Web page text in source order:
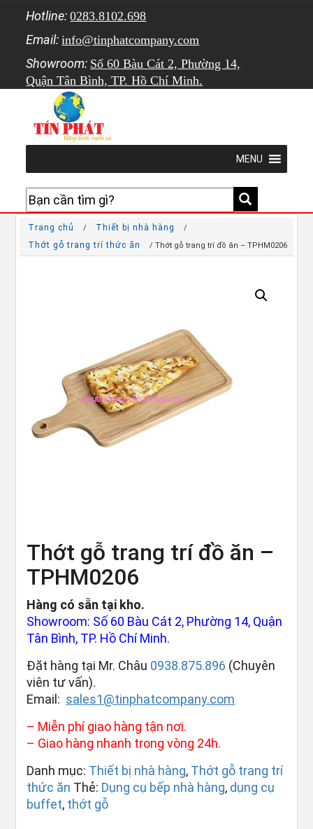
Hotline: 0283.8102.698
Email: info@tinphatcompany.com
Showroom: Số 60 Bàu Cát 2, Phường 14,
Quận Tân Bình, TP. Hồ Chí Minh.
MENU
Trang chủ / Thiết bị nhà hàng /
Thớt gỗ trang trí thức ăn / Thớt gỗ trang trí đồ ăn – TPHM0206
Thớt gỗ trang trí đồ ăn –
TPHM0206
Hàng có sẵn tại kho.
Showroom: Số 60 Bàu Cát 2, Phường 14, Quận
Tân Bình, TP. Hồ Chí Minh.
Đặt hàng tại Mr. Châu 0938.875.896 (Chuyên
viên tư vấn).
Email: sales1@tinphatcompany.com
– Miễn phí giao hàng tận nơi.
– Giao hàng nhanh trong vòng 24h.
Danh mục: Thiết bị nhà hàng, Thớt gỗ trang trí
thức ăn Thẻ: Dụng cụ bếp nhà hàng, dụng cụ
buffet, thớt gỗ